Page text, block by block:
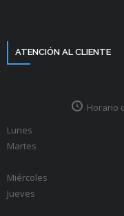
ATENCIÓN AL CLIENTE
Horario
Lunes
Martes
Miércoles
Jueves